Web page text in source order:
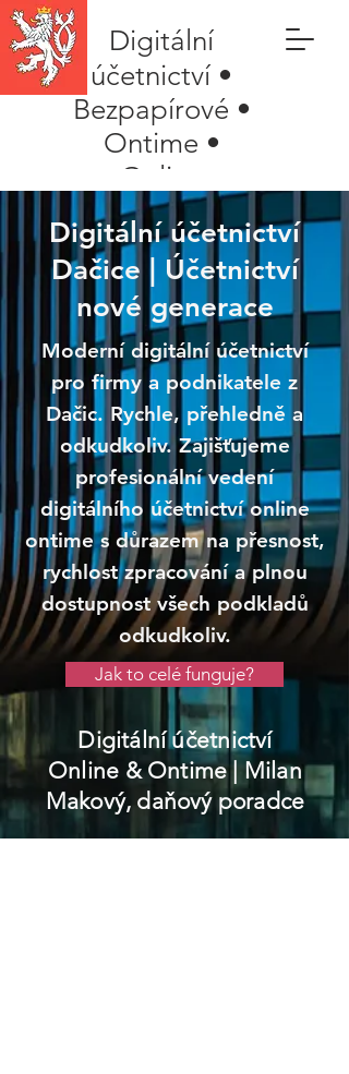
Digitální
účetnictví •
Bezpapírové •
Ontime •
Online
Digitální účetnictví
Dačice | Účetnictví
nové generace
Moderní digitální účetnictví
pro firmy a podnikatele z
Dačic. Rychle, přehledně a
odkudkoliv. Zajišťujeme
profesionální vedení
digitálního účetnictví online
ontime s důrazem na přesnost,
rychlost zpracování a plnou
dostupnost všech podkladů
odkudkoliv.
Jak to celé funguje?
Digitální účetnictví
Online & Ontime| Milan
Makový, daňový poradce